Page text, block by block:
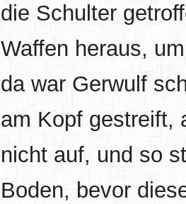
die Schulter
Waffen heraus,
da war Gerwulf
am Kopf gestreift,
nicht auf, und so
Boden, bevor